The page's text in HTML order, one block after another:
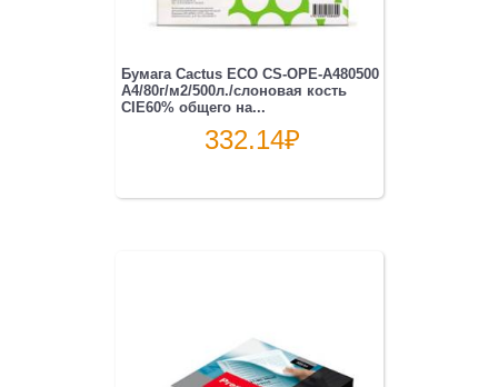
Бумага Cactus ECO CS-OPE-A480500
A4/80г/м2/500л./слоновая кость
CIE60% общего на...
332.14₽